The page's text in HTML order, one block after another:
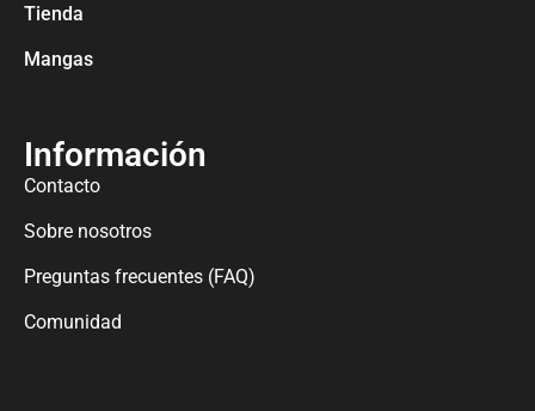
Tienda
Mangas
Información
Contacto
Sobre nosotros
Preguntas frecuentes (FAQ)
Comunidad